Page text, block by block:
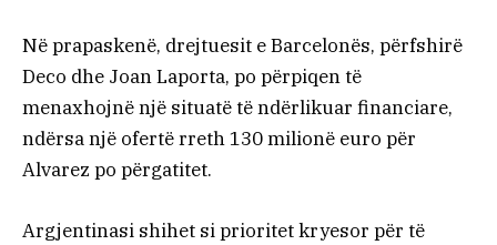
Në prapaskenë, drejtuesit e Barcelonës, përfshirë
Deco dhe Joan Laporta, po përpiqen të
menaxhojnë një situatë të ndërlikuar financiare,
ndërsa një ofertë rreth 130 milionë euro për
Alvarez po përgatitet.
Argjentinasi shihet si prioritet kryesor për të